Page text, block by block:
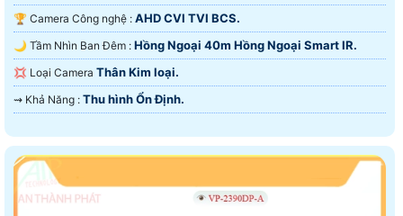
🏆 Camera Công nghệ : AHD CVI TVI BCS.
🌙 Tầm Nhìn Ban Đêm : Hồng Ngoại 40m Hồng Ngoại Smart IR.
💢 Loại Camera Thân Kim loại.
️⇝ Khả Năng : Thu hình Ổn Định.